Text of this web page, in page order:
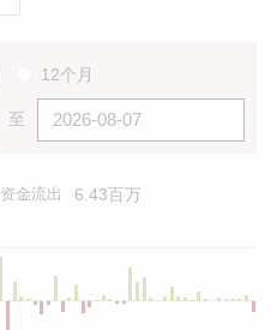
12个月
至
资金流出 6.43百万